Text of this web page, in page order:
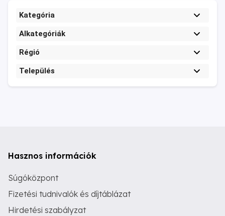
Kategória
Alkategóriák
Régió
Település
Hasznos információk
Súgóközpont
Fizetési tudnivalók és díjtáblázat
Hirdetési szabályzat